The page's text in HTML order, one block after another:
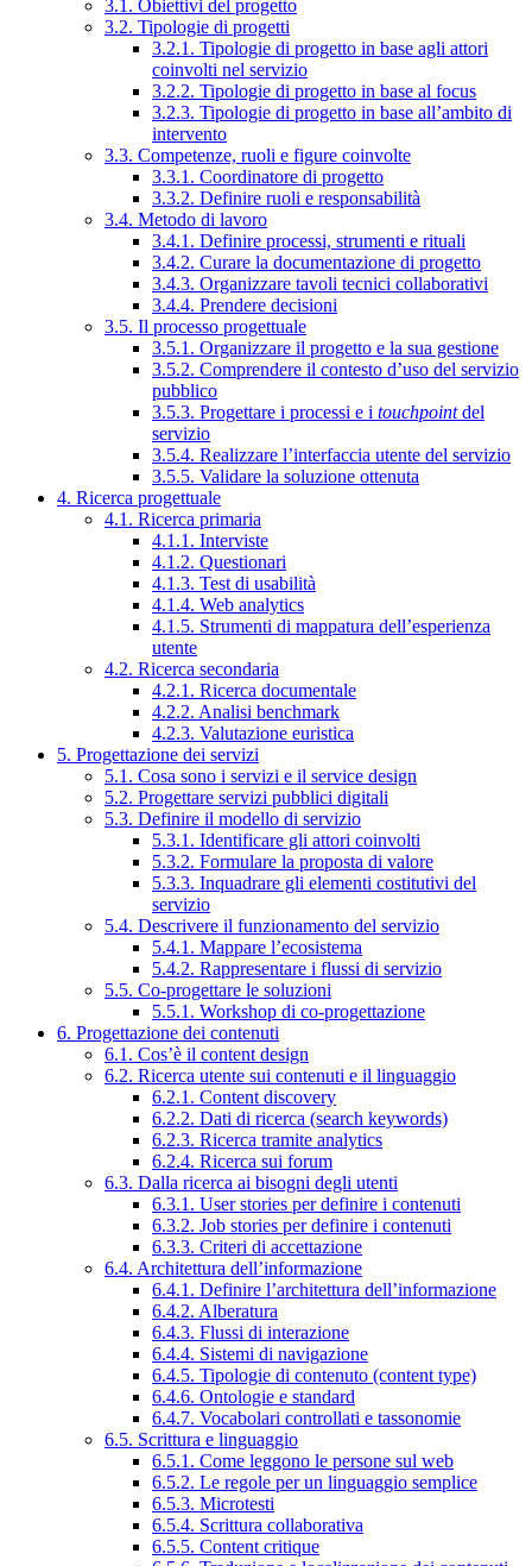
3.1. Obiettivi del progetto
3.2. Tipologie di progetti
3.2.1. Tipologie di progetto in base agli attori
coinvolti nel servizio
3.2.2. Tipologie di progetto in base al focus
3.2.3. Tipologie di progetto in base all’ambito di
intervento
3.3. Competenze, ruoli e figure coinvolte
3.3.1. Coordinatore di progetto
3.3.2. Definire ruoli e responsabilità
3.4. Metodo di lavoro
3.4.1. Definire processi, strumenti e rituali
3.4.2. Curare la documentazione di progetto
3.4.3. Organizzare tavoli tecnici collaborativi
3.4.4. Prendere decisioni
3.5. Il processo progettuale
3.5.1. Organizzare il progetto e la sua gestione
3.5.2. Comprendere il contesto d’uso del servizio
pubblico
3.5.3. Progettare i processi e i touchpointdel
servizio
3.5.4. Realizzare l’interfaccia utente del servizio
3.5.5. Validare la soluzione ottenuta
4. Ricerca progettuale
4.1. Ricerca primaria
4.1.1. Interviste
4.1.2. Questionari
4.1.3. Test di usabilità
4.1.4. Web analytics
4.1.5. Strumenti di mappatura dell’esperienza
utente
4.2. Ricerca secondaria
4.2.1. Ricerca documentale
4.2.2. Analisi benchmark
4.2.3. Valutazione euristica
5. Progettazione dei servizi
5.1. Cosa sono i servizi e il service design
5.2. Progettare servizi pubblici digitali
5.3. Definire il modello di servizio
5.3.1. Identificare gli attori coinvolti
5.3.2. Formulare la proposta di valore
5.3.3. Inquadrare gli elementi costitutivi del
servizio
5.4. Descrivere il funzionamento del servizio
5.4.1. Mappare l’ecosistema
5.4.2. Rappresentare i flussi di servizio
5.5. Co-progettare le soluzioni
5.5.1. Workshop di co-progettazione
6. Progettazione dei contenuti
6.1. Cos’è il content design
6.2. Ricerca utente sui contenuti e il linguaggio
6.2.1. Content discovery
6.2.2. Dati di ricerca (search keywords)
6.2.3. Ricerca tramite analytics
6.2.4. Ricerca sui forum
6.3. Dalla ricerca ai bisogni degli utenti
6.3.1. User stories per definire i contenuti
6.3.2. Job stories per definire i contenuti
6.3.3. Criteri di accettazione
6.4. Architettura dell’informazione
6.4.1. Definire l’architettura dell’informazione
6.4.2. Alberatura
6.4.3. Flussi di interazione
6.4.4. Sistemi di navigazione
6.4.5. Tipologie di contenuto (content type)
6.4.6. Ontologie e standard
6.4.7. Vocabolari controllati e tassonomie
6.5. Scrittura e linguaggio
6.5.1. Come leggono le persone sul web
6.5.2. Le regole per un linguaggio semplice
6.5.3. Microtesti
6.5.4. Scrittura collaborativa
6.5.5. Content critique